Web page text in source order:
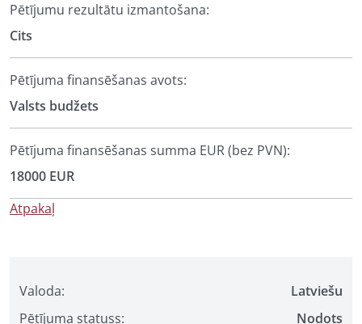
Valoda:
Latviešu
Pētījuma statuss:
Nodots
Pētījumu rezultātu izmantošana:
Cits
Pētījuma finansēšanas avots:
Valsts budžets
Pētījuma finansēšanas summa EUR (bez PVN):
18000 EUR
Atpakaļ